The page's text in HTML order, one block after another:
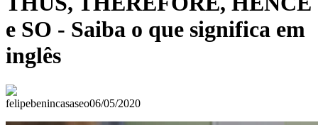
e SO - Saiba o que significa em
inglês
felipebenincasaseo06/05/2020